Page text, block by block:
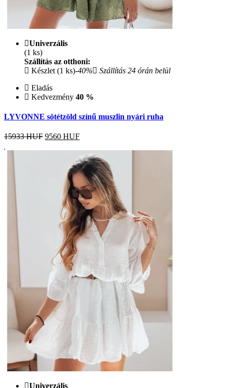
Univerzális
(1 ks)
Szállítás az otthoni:
Készlet (1 ks)-40%
Szállítás 24 órán belül
Eladás
Kedvezmény 40 %
LYVONNE sötétzöld színű muszlin nyári ruha
15933 HUF 9560 HUF
Univerzális